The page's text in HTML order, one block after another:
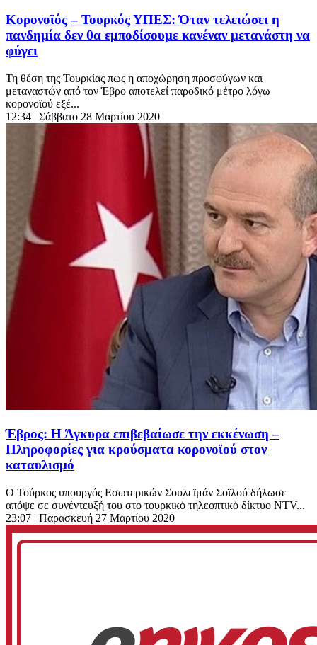
Κορονοϊός – Τουρκός ΥΠΕΣ: Όταν τελειώσει η
πανδημία δεν θα εμποδίσουμε κανέναν μετανάστη να
φύγει
Τη θέση της Τουρκίας πως η αποχώρηση προσφύγων και
μεταναστών από τον Έβρο αποτελεί παροδικό μέτρο λόγω
κορονοϊού εξέ...
12:34 | Σάββατο 28 Μαρτίου 2020
Έβρος: Η Άγκυρα επιβεβαίωσε την εκκένωση –
Πληροφορίες για κρούσματα κορονοϊού στον
καταυλισμό
Ο Τούρκος υπουργός Εσωτερικών Σουλεϊμάν Σοϊλού δήλωσε
απόψε σε συνέντευξή του στο τουρκικό τηλεοπτικό δίκτυο NTV...
23:07 | Παρασκευή 27 Μαρτίου 2020